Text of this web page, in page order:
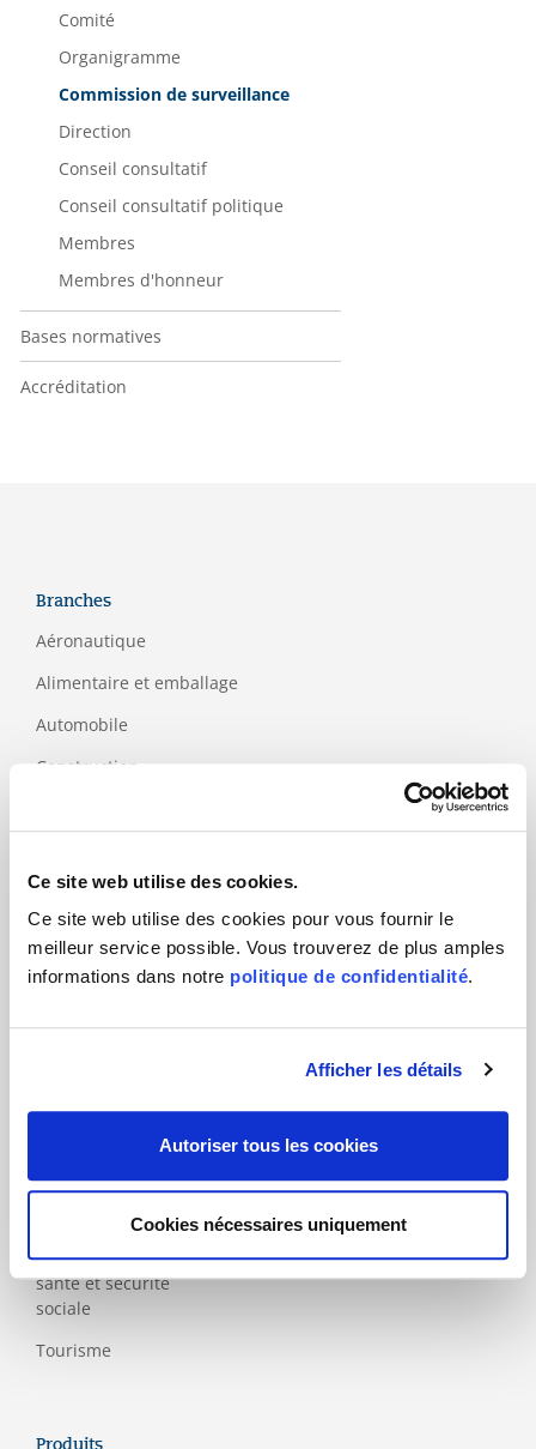
Ce site web utilise des cookies.
Ce site web utilise des cookies pour vous fournir le
meilleur service possible. Vous trouverez de plus amples
informations dans notre politique de confidentialité.
Afficher les détails
Autoriser tous les cookies
Cookies nécessaires uniquement
Comité
Organigramme
Commission de surveillance
Direction
Conseil consultatif
Conseil consultatif politique
Membres
Membres d'honneur
Bases normatives
Accréditation
Branches
Aéronautique
Alimentaire et emballage
Automobile
Construction
Industrie
papier et
du bois
transports
Système de
santé et sécurité
sociale
Tourisme
Produits